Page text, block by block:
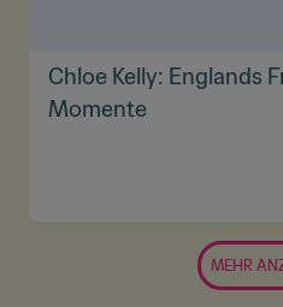
Chloe Kelly: Englands
Momente
MEHR